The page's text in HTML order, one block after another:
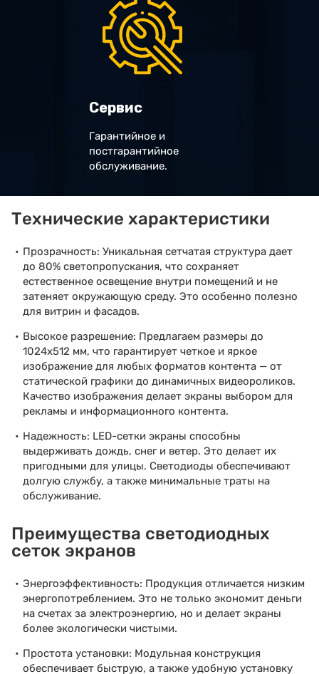
Сервис
Гарантийное и
постгарантийное
обслуживание.
Технические характеристики
Прозрачность: Уникальная сетчатая структура дает
до 80% светопропускания, что сохраняет
естественное освещение внутри помещений и не
затеняет окружающую среду. Это особенно полезно
для витрин и фасадов.
Высокое разрешение: Предлагаем размеры до
1024х512 мм, что гарантирует четкое и яркое
изображение для любых форматов контента — от
статической графики до динамичных видеороликов.
Качество изображения делает экраны выбором для
рекламы и информационного контента.
Надежность: LED-сетки экраны способны
выдерживать дождь, снег и ветер. Это делает их
пригодными для улицы. Светодиоды обеспечивают
долгую службу, а также минимальные траты на
обслуживание.
Преимущества светодиодных
сеток экранов
Энергоэффективность: Продукция отличается низким
энергопотреблением. Это не только экономит деньги
на счетах за электроэнергию, но и делает экраны
более экологически чистыми.
Простота установки: Модульная конструкция
обеспечивает быструю, а также удобную установку